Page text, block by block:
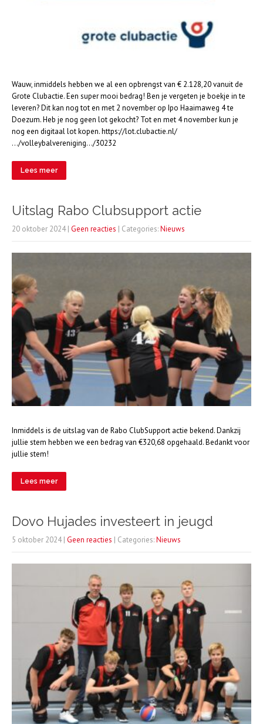
Wauw, inmiddels hebben we al een opbrengst van € 2.128,20 vanuit de
Grote Clubactie. Een super mooi bedrag! Ben je vergeten je boekje in te
leveren? Dit kan nog tot en met 2 november op Ipo Haaimaweg 4 te
Doezum. Heb je nog geen lot gekocht? Tot en met 4 november kun je
nog een digitaal lot kopen. https://lot.clubactie.nl/
…/volleybalvereniging…/30232
Lees meer
Uitslag Rabo Clubsupport actie
20 oktober 2024 | Geen reacties | Categories:Nieuws
Inmiddels is de uitslag van de Rabo ClubSupport actie bekend. Dankzij
jullie stem hebben we een bedrag van €320,68 opgehaald. Bedankt voor
jullie stem!
Lees meer
Dovo Hujades investeert in jeugd
5 oktober 2024 | Geen reacties | Categories:Nieuws